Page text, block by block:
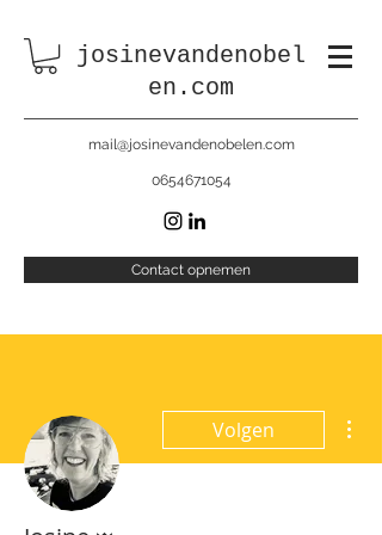
josinevandenobel
en.com
mail@josinevandenobelen.com
0654671054
Contact opnemen
Volgen